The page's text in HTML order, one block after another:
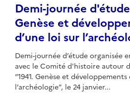
Demi-journée d'étude
Genèse et
d’une loi sur
Demi-journée d’étude organisée
avec le Comité d'histoire autour
“1941. Genèse et développements
l’archéologie”, le 24 janvier...